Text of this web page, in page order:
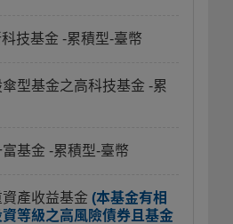
技基金 -累積型-臺幣
型基金之高科技基金 -累
基金 -累積型-臺幣
產收益基金 (本基金有相
等級之高風險債券且基金